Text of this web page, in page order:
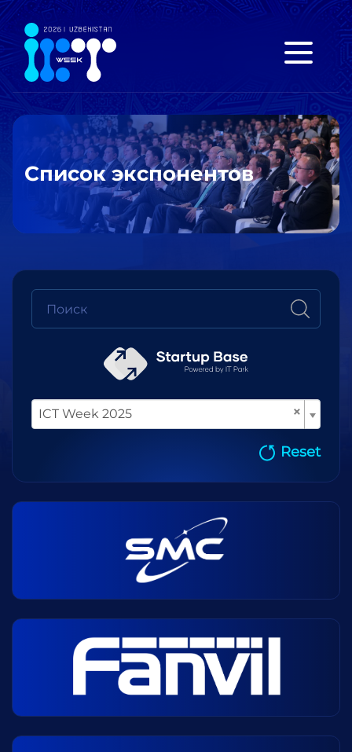
Список экспонентов
×
ICT Week 2025
Reset